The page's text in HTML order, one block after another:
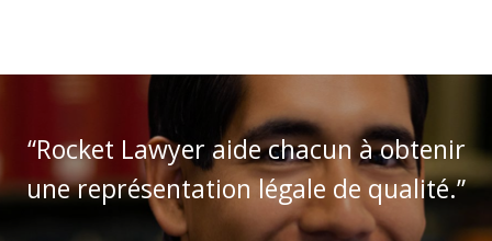
“Rocket Lawyer aide chacun à obtenir
une représentation légale de qualité.”